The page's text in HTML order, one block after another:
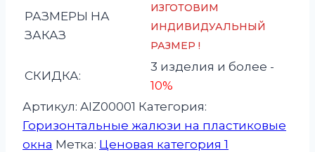
РАЗМЕРЫ НА
ЗАКАЗ
ИЗГОТОВИМ
ИНДИВИДУАЛЬНЫЙ
РАЗМЕР !
СКИДКА:
3 изделия и более -
10%
Артикул: AIZ00001 Категория:
Горизонтальные жалюзи на пластиковые
окна Метка: Ценовая категория 1